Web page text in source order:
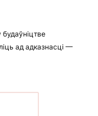
ад адказнасці —